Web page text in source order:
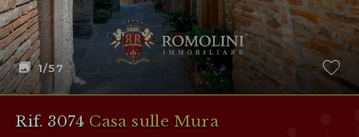
1/57
Rif. 3074 Casa sulle Mura